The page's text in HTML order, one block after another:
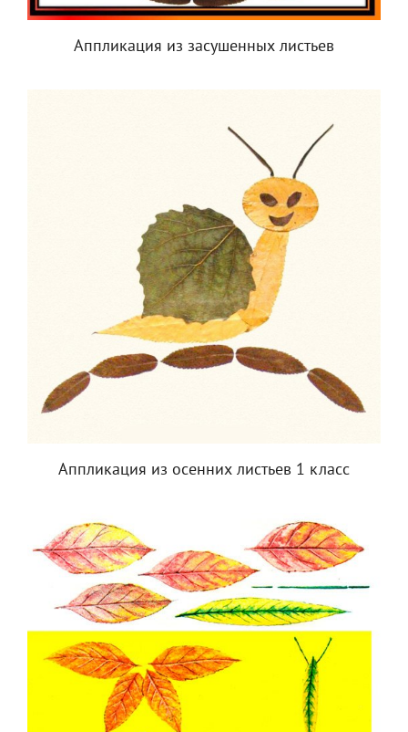
Аппликация из засушенных листьев
Аппликация из осенних листьев 1 класс